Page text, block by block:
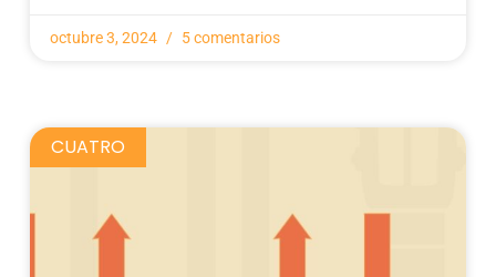
octubre 3, 2024 5 comentarios
CUATRO